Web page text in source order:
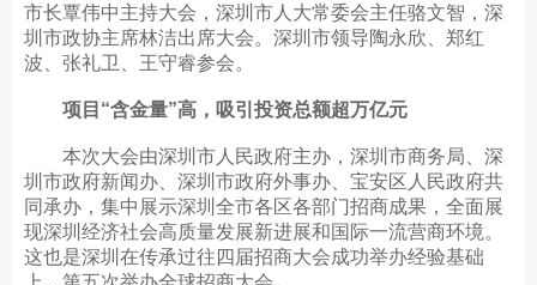
市长覃伟中主持大会，深圳市人大常委会主任骆文智，深
圳市政协主席林洁出席大会。深圳市领导陶永欣、郑红
波、张礼卫、王守睿参会。
项目“含金量”高，吸引投资总额超万亿元
本次大会由深圳市人民政府主办，深圳市商务局、深
圳市政府新闻办、深圳市政府外事办、宝安区人民政府共
同承办，集中展示深圳全市各区各部门招商成果，全面展
现深圳经济社会高质量发展新进展和国际一流营商环境。
这也是深圳在传承过往四届招商大会成功举办经验基础